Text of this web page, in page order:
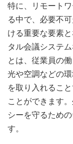
特に、リモート
る中で、必要不
ける重要な要素
タル会議システ
とは、従業員の
光や空調などの
を取り入れるこ
ことができます
シーを守るため
す。